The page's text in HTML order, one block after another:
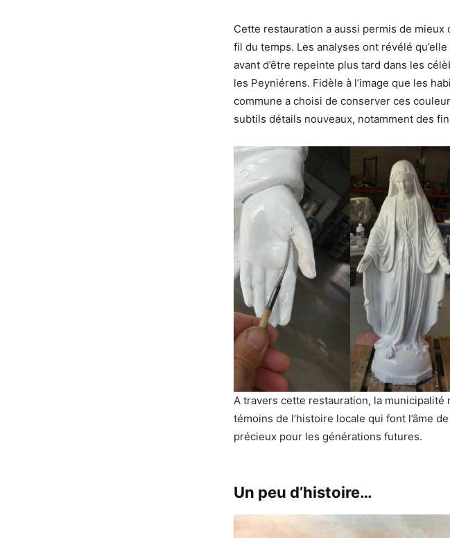
Cette restauration a aussi permis de
fil du temps. Les analyses ont révélé
avant d’être repeinte plus tard dans les
les Peyniérens. Fidèle à l’image que les
commune a choisi de conserver ces
subtils détails nouveaux, notamment des
A travers cette restauration, la
témoins de l’histoire locale qui font l’âme
précieux pour les générations futures.
Un peu d’histoire…